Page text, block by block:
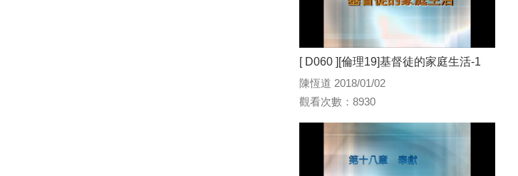
[ D060 ][倫理19]基督徒的家庭生活-1
陳恆道 2018/01/02
觀看次數：8930